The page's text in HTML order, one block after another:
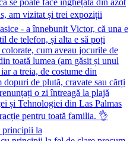
principii la